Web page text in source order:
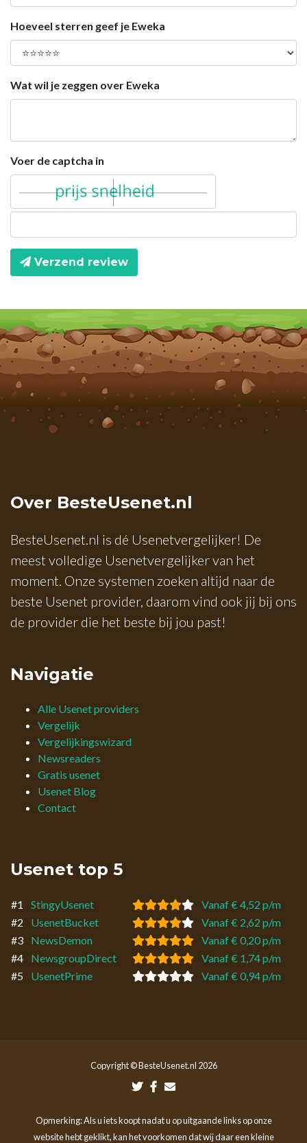
Hoeveel sterren geef je Eweka
Wat wil je zeggen over Eweka
Voer de captcha in
Verzend review
Over BesteUsenet.nl
BesteUsenet.nl is dé Usenetvergelijker! De
meest volledige Usenetvergelijker van het
moment. Onze systemen zoeken altijd naar de
beste Usenet provider, daarom vind ook jij bij ons
de provider die het beste bij jou past!
Navigatie
Alle Usenet providers
Vergelijk
Vergelijkingswizard
Newsreaders
Gratis usenet
Usenet Blog
Contact
Usenet top 5
#1 StingyUsenet
Vanaf € 4,52 p/m
#2
UsenetBucket
Vanaf € 2,62 p/m
#3
NewsDemon
Vanaf € 0,20 p/m
#4
NewsgroupDirect
Vanaf € 1,74 p/m
#5
UsenetPrime Vanaf € 0,94 p/m
Copyright © BesteUsenet.nl 2026
Opmerking: Als u iets koopt nadat u op uitgaande links op onze
website hebt geklikt, kan het voorkomen dat wij daar een kleine